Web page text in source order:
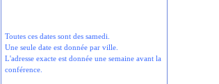
Toutes ces dates sont des samedi.
Une seule date est donnée par ville.
L'adresse exacte est donnée une semaine avant la
conférence.